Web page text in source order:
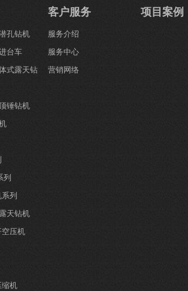
孔钻机
台车
式露天钻
锤钻机
列
列
天钻机
空压机
缩机
客户服务
服务介绍
服务中心
营销网络
项目案例